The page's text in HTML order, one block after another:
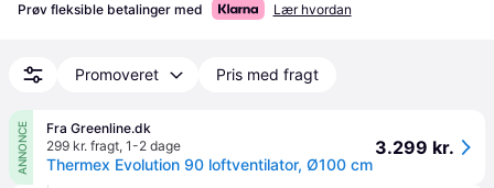
Prøv fleksible betalinger med Lær hvordan
Promoveret Pris med fragt
ANNONCE
Fra Greenline.dk
299 kr. fragt, 1-2 dage
Thermex Evolution 90 loftventilator, Ø100 cm
3.299 kr.